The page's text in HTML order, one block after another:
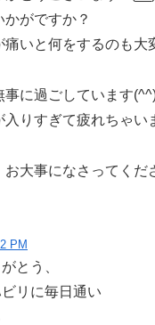
がですか？
いと何をするのも大
事に過ごしています
りすぎて疲れちゃい
大事になさってくだ
PM
とう、
リに毎日通い